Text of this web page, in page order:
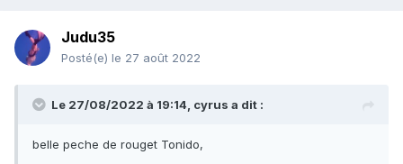
Judu35
Posté(e) le 27 août 2022
Le 27/08/2022 à 19:14, cyrus a dit :
belle peche de rouget Tonido,